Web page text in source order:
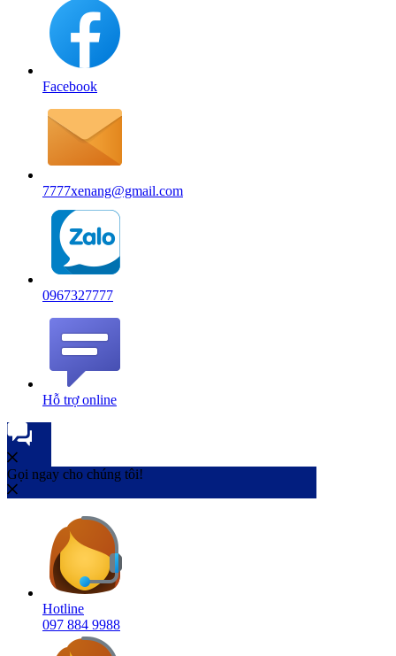
Facebook
7777xenang@gmail.com
0967327777
Hỗ trợ online
Gọi ngay cho chúng tôi!
Hotline
097 884 9988